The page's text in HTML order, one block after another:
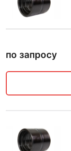
по запросу